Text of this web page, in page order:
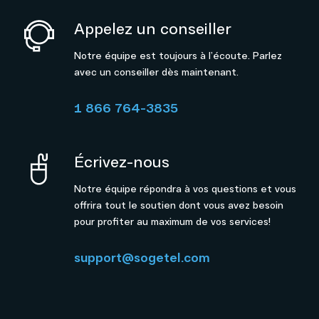
Appelez un conseiller
Notre équipe est toujours à l’écoute. Parlez
avec un conseiller dès maintenant.
1 866 764-3835
Écrivez-nous
Notre équipe répondra à vos questions et vous
offrira tout le soutien dont vous avez besoin
pour profiter au maximum de vos services!
support@sogetel.com